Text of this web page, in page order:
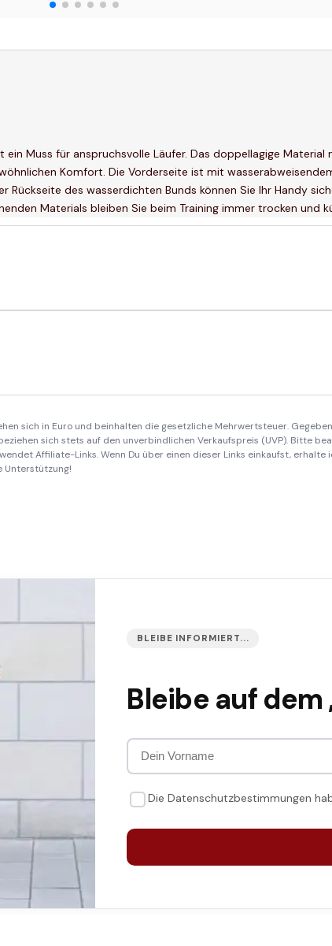
ein Muss für anspruchsvolle Läufer. Das doppellagige
Komfort. Die Vorderseite ist mit
des wasserdichten Bunds können Sie Ihr Handy
Materials bleiben Sie beim Training immer trocken und
sich in Euro und beinhalten die gesetzliche Mehrwertsteuer.
sich stets auf den unverbindlichen Verkaufspreis (UVP). Bitte
Affiliate-Links. Wenn Du über einen dieser Links einkaufst,
Unterstützung!
BLEIBE INFORMIERT...
Bleibe auf dem
Die Datenschutzbestimmungen